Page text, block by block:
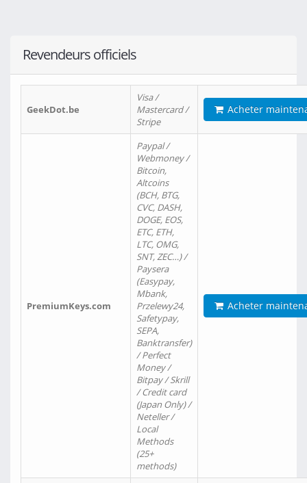
Revendeurs officiels
GeekDot.be
Visa /
Mastercard /
Stripe
Acheter
PremiumKeys.com
Paypal /
Webmoney /
Bitcoin,
Altcoins
(BCH, BTG,
CVC, DASH,
DOGE, EOS,
ETC, ETH,
LTC, OMG,
SNT, ZEC…) /
Paysera
(Easypay,
Mbank,
Przelewy24,
Safetypay,
SEPA,
Banktransfer)
/ Perfect
Money /
Bitpay / Skrill
/ Credit card
(Japan Only) /
Neteller /
Local
Methods
(25+
methods)
Acheter